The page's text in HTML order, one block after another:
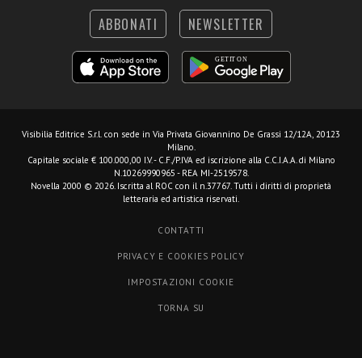
ABBONATI NEWSLETTER
Visibilia Editrice S.r.l. con sede in Via Privata Giovannino De Grassi 12/12A, 20123
Milano.
Capitale sociale € 100.000,00 I.V. - C.F./P.IVA ed iscrizione alla C.C.I.A.A. di Milano
N.10269990965 - REA MI-2519578.
Novella 2000 © 2026. Iscritta al ROC con il n.37767. Tutti i diritti di proprietà
letteraria ed artistica riservati.
CONTATTI
PRIVACY E COOKIES POLICY
IMPOSTAZIONI COOKIE
TORNA SU